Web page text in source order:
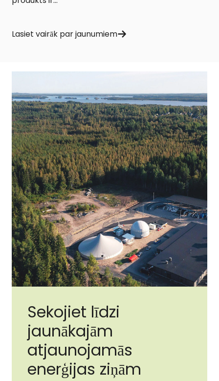
Lasiet vairāk par jaunumiem
Sekojiet līdzi
jaunākajām
atjaunojamās
enerģijas ziņām